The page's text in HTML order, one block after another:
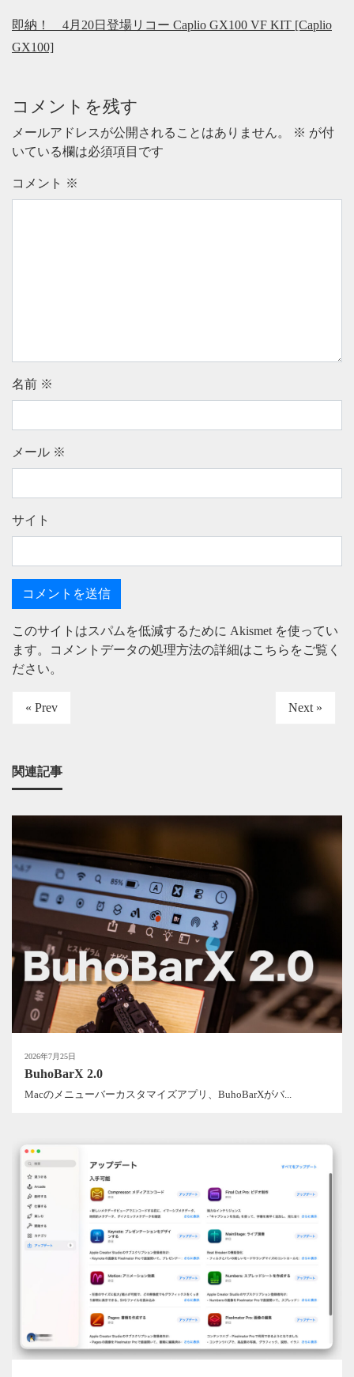
即納！ 4月20日登場リコー Caplio GX100 VF KIT [Caplio
GX100]
コメントを残す
メールアドレスが公開されることはありません。 ※ が付
いている欄は必須項目です
コメント ※
名前 ※
メール ※
サイト
このサイトはスパムを低減するために Akismet を使ってい
ます。
コメントデータの処理方法の詳細はこちらをご覧く
ださい。
« Prev Next »
関連記事
2026年7月25日
BuhoBarX 2.0
Macのメニューバーカスタマイズアプリ、BuhoBarXがバ...